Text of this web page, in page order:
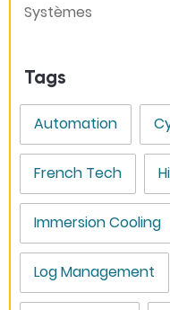
Systèmes
Tags
Automation
French Tech
Immersion Cooling
Log Management